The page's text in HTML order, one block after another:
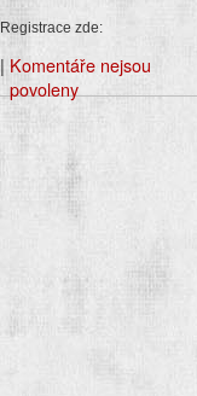
Registrace zde:
| Komentáře nejsou
povoleny